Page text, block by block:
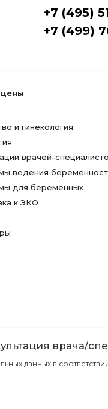
+7 (495)
+7 (499)
цены
и гинекология
врачей-
ведения
для беременных
к ЭКО
врача/
данных в